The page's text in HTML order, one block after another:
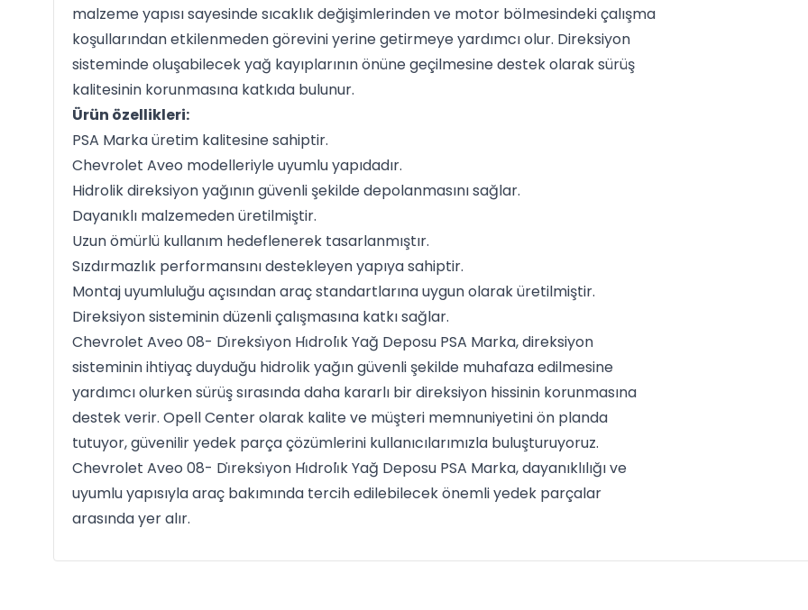
malzeme yapısı sayesinde sıcaklık değişimlerinden ve motor bölmesindeki çalışma
koşullarından etkilenmeden görevini yerine getirmeye yardımcı olur. Direksiyon
sisteminde oluşabilecek yağ kayıplarının önüne geçilmesine destek olarak sürüş
kalitesinin korunmasına katkıda bulunur.
Ürün özellikleri:
PSA Marka üretim kalitesine sahiptir.
Chevrolet Aveo modelleriyle uyumlu yapıdadır.
Hidrolik direksiyon yağının güvenli şekilde depolanmasını sağlar.
Dayanıklı malzemeden üretilmiştir.
Uzun ömürlü kullanım hedeflenerek tasarlanmıştır.
Sızdırmazlık performansını destekleyen yapıya sahiptir.
Montaj uyumluluğu açısından araç standartlarına uygun olarak üretilmiştir.
Direksiyon sisteminin düzenli çalışmasına katkı sağlar.
Chevrolet Aveo 08- Di̇reksi̇yon Hi̇droli̇k Yağ Deposu PSA Marka, direksiyon
sisteminin ihtiyaç duyduğu hidrolik yağın güvenli şekilde muhafaza edilmesine
yardımcı olurken sürüş sırasında daha kararlı bir direksiyon hissinin korunmasına
destek verir. Opell Center olarak kalite ve müşteri memnuniyetini ön planda
tutuyor, güvenilir yedek parça çözümlerini kullanıcılarımızla buluşturuyoruz.
Chevrolet Aveo 08- Di̇reksi̇yon Hi̇droli̇k Yağ Deposu PSA Marka, dayanıklılığı ve
uyumlu yapısıyla araç bakımında tercih edilebilecek önemli yedek parçalar
arasında yer alır.